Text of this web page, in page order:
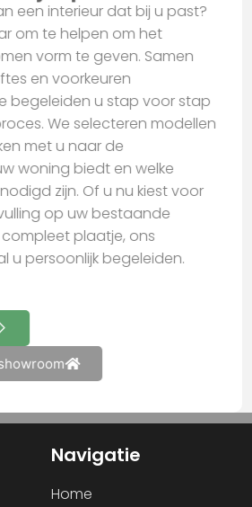
een interieur dat bij u past?
om te helpen om het
vorm te geven. Samen
en voorkeuren
begeleiden u stap voor stap
We selecteren modellen
met u naar de
woning biedt en welke
zijn. Of u nu kiest voor
op uw bestaande
compleet plaatje, ons
u persoonlijk begeleiden.
showroom
Navigatie
Home